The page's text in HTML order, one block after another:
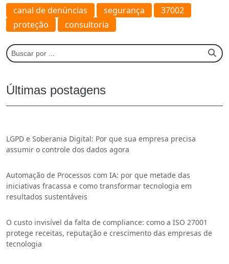
canal de denúncias segurança
37002
proteção
consultoria
Últimas postagens
LGPD e Soberania Digital: Por que sua empresa precisa
assumir o controle dos dados agora
Automação de Processos com IA: por que metade das
iniciativas fracassa e como transformar tecnologia em
resultados sustentáveis
O custo invisível da falta de compliance: como a ISO 27001
protege receitas, reputação e crescimento das empresas de
tecnologia